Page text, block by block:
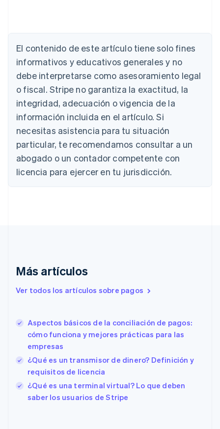
El contenido de este artículo tiene solo fines
informativos y educativos generales y no
debe interpretarse como asesoramiento legal
o fiscal. Stripe no garantiza la exactitud, la
integridad, adecuación o vigencia de la
información incluida en el artículo. Si
necesitas asistencia para tu situación
particular, te recomendamos consultar a un
abogado o un contador competente con
licencia para ejercer en tu jurisdicción.
Más artículos
Ver todos los artículos sobre pagos
Aspectos básicos de la conciliación de pagos:
cómo funciona y mejores prácticas para las
empresas
¿Qué es un transmisor de dinero? Definición y
requisitos de licencia
¿Qué es una terminal virtual? Lo que deben
saber los usuarios de Stripe
DeutschEnglish
Australia
English
Austria
DeutschEnglish
Nederlands FrançaisDeutsch English
Brasil
Português English
Bulgaria
English
Canadá
China continental
简体中文English
English
EnglishItaliano
Estados Unidos
EnglishEspañol简体中文
Estonia
English
Finlandia
EnglishSvenska
Francia
Français
Gibraltar